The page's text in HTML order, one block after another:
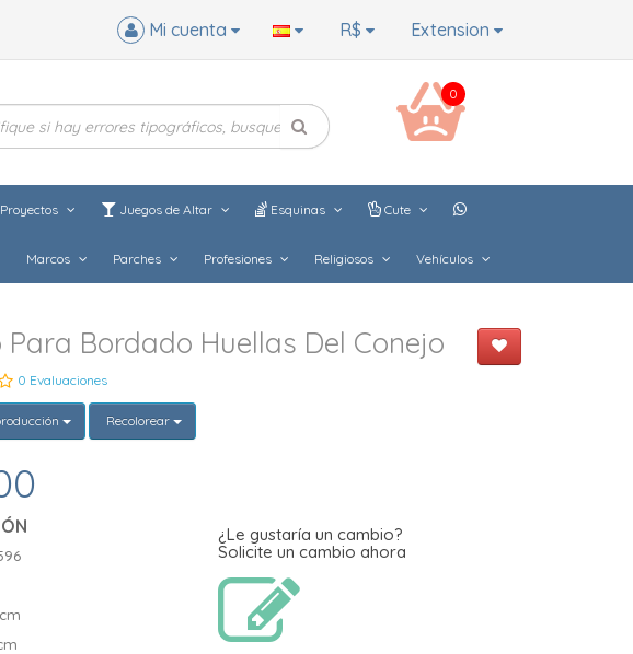
Extension
R$
Mi cuenta
0
Proyectos Juegos de Altar Esquinas Cute
Marcos Parches Profesiones Religiosos Vehículos
Para Bordado Huellas Del Conejo
0 Evaluaciones
Recolorear
¿Le gustaría un cambio?
Solicite un cambio ahora